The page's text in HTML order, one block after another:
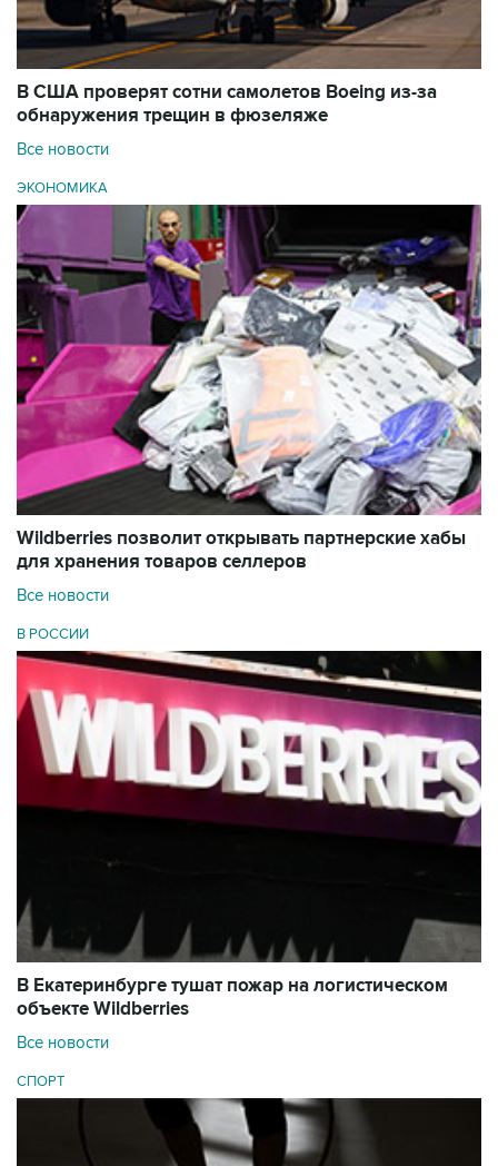
В США проверят сотни самолетов Boeing из-за
обнаружения трещин в фюзеляже
Все новости
ЭКОНОМИКА
Wildberries позволит открывать партнерские хабы
для хранения товаров селлеров
Все новости
В РОССИИ
В Екатеринбурге тушат пожар на логистическом
объекте Wildberries
Все новости
СПОРТ